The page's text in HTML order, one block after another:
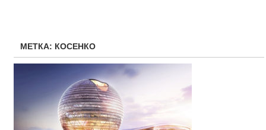
МЕТКА: КОСЕНКО